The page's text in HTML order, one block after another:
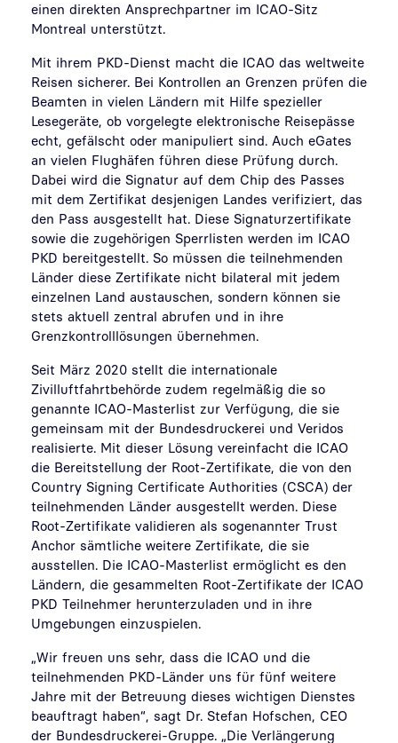
einen direkten Ansprechpartner im ICAO-Sitz
Montreal unterstützt.
Mit ihrem PKD-Dienst macht die ICAO das weltweite
Reisen sicherer. Bei Kontrollen an Grenzen prüfen die
Beamten in vielen Ländern mit Hilfe spezieller
Lesegeräte, ob vorgelegte elektronische Reisepässe
echt, gefälscht oder manipuliert sind. Auch eGates
an vielen Flughäfen führen diese Prüfung durch.
Dabei wird die Signatur auf dem Chip des Passes
mit dem Zertifikat desjenigen Landes verifiziert, das
den Pass ausgestellt hat. Diese Signaturzertifikate
sowie die zugehörigen Sperrlisten werden im ICAO
PKD bereitgestellt. So müssen die teilnehmenden
Länder diese Zertifikate nicht bilateral mit jedem
einzelnen Land austauschen, sondern können sie
stets aktuell zentral abrufen und in ihre
Grenzkontrolllösungen übernehmen.
Seit März 2020 stellt die internationale
Zivilluftfahrtbehörde zudem regelmäßig die so
genannte ICAO-Masterlist zur Verfügung, die sie
gemeinsam mit der Bundesdruckerei und Veridos
realisierte. Mit dieser Lösung vereinfacht die ICAO
die Bereitstellung der Root-Zertifikate, die von den
Country Signing Certificate Authorities (CSCA) der
teilnehmenden Länder ausgestellt werden. Diese
Root-Zertifikate validieren als sogenannter Trust
Anchor sämtliche weitere Zertifikate, die sie
ausstellen. Die ICAO-Masterlist ermöglicht es den
Ländern, die gesammelten Root-Zertifikate der ICAO
PKD Teilnehmer herunterzuladen und in ihre
Umgebungen einzuspielen.
„Wir freuen uns sehr, dass die ICAO und die
teilnehmenden PKD-Länder uns für fünf weitere
Jahre mit der Betreuung dieses wichtigen Dienstes
beauftragt haben“, sagt Dr. Stefan Hofschen, CEO
der Bundesdruckerei-Gruppe. „Die Verlängerung